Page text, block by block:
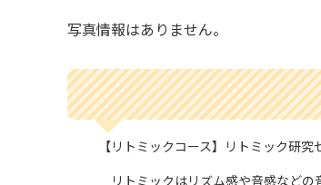
写真情報はありません。
【リトミックコース】リトミック研
リトミックはリズム感や音感などの